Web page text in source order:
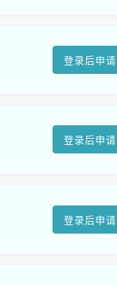
登录后申请
登录后申请
登录后申请